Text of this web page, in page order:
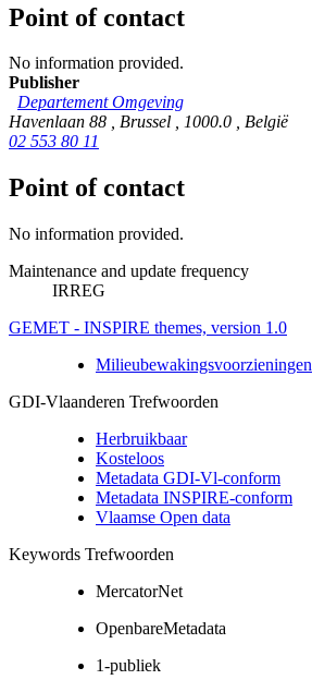
Point of contact
No information provided.
Publisher
Departement Omgeving
Havenlaan 88 , Brussel , 1000.0 , België
02 553 80 11
Point of contact
No information provided.
Maintenance and update frequency
IRREG
GEMET - INSPIRE themes, version 1.0
Milieubewakingsvoorzieningen
GDI-Vlaanderen Trefwoorden
Herbruikbaar
Kosteloos
Metadata GDI-Vl-conform
Metadata INSPIRE-conform
Vlaamse Open data
Keywords Trefwoorden
MercatorNet
OpenbareMetadata
1-publiek